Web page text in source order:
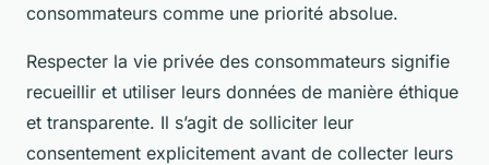
consommateurs comme une priorité absolue.
Respecter la vie privée des consommateurs signifie
recueillir et utiliser leurs données de manière éthique
et transparente. Il s’agit de solliciter leur
consentement explicitement avant de collecter leurs